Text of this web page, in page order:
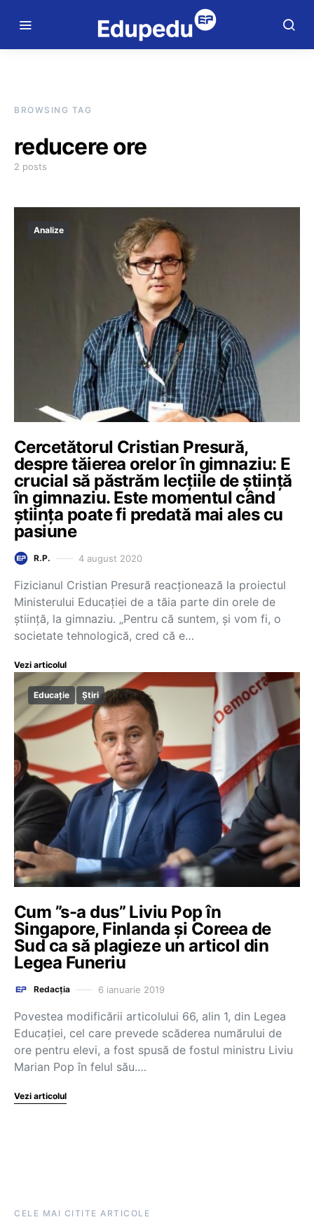
BROWSING TAG
reducere ore
2 posts
Analize
Cercetătorul Cristian Presură,
despre tăierea orelor în gimnaziu: E
crucial să păstrăm lecțiile de știință
în gimnaziu. Este momentul când
știința poate fi predată mai ales cu
pasiune
R.P. 4 august 2020
Fizicianul Cristian Presură reacționează la proiectul
Ministerului Educației de a tăia parte din orele de
știință, la gimnaziu. „Pentru că suntem, și vom fi, o
societate tehnologică, cred că e…
Vezi articolul
Educație Știri
Cum ”s-a dus” Liviu Pop în
Singapore, Finlanda și Coreea de
Sud ca să plagieze un articol din
Legea Funeriu
Redacția 6 ianuarie 2019
Povestea modificării articolului 66, alin 1, din Legea
Educației, cel care prevede scăderea numărului de
ore pentru elevi, a fost spusă de fostul ministru Liviu
Marian Pop în felul său.…
Vezi articolul
CELE MAI CITITE ARTICOLE